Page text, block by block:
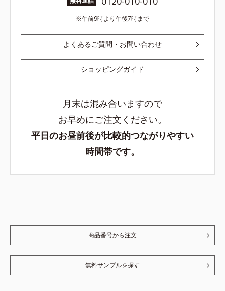
午前9時より午後7時まで
よくあるご質問・お問い合わせ
ショッピングガイド
月末は混み合いますので
お早めにご注文ください。
平日のお昼前後が比較的つながりやすい
時間帯です。
商品番号から注文
無料サンプルを探す